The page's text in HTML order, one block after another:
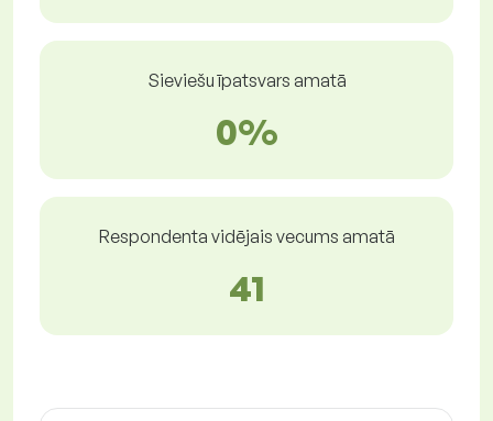
Sieviešu īpatsvars amatā
0%
Respondenta vidējais vecums amatā
41